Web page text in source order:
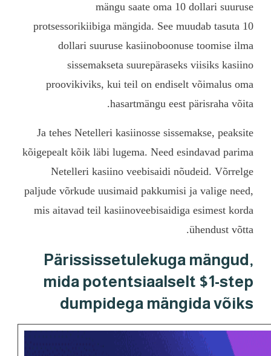
mängu
protsessorikiibiga
dollari suuruse
sissemakseta
proovikiviks, kui
Ja tehes Netelleri
kõigepealt kõik läbi
Netelleri kasiino
paljude võrkude
mis aitavad teil
mida